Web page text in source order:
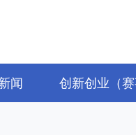
闻 创新创业（赛